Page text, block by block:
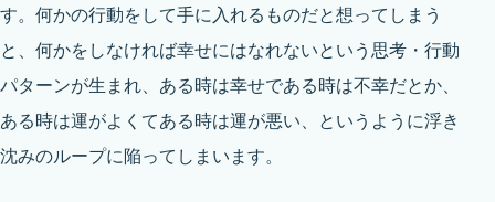
す。何かの行動をして手に入れるものだと想ってしまう
と、何かをしなければ幸せにはなれないという思考・行動
パターンが生まれ、ある時は幸せである時は不幸だとか、
ある時は運がよくてある時は運が悪い、というように浮き
沈みのループに陥ってしまいます。